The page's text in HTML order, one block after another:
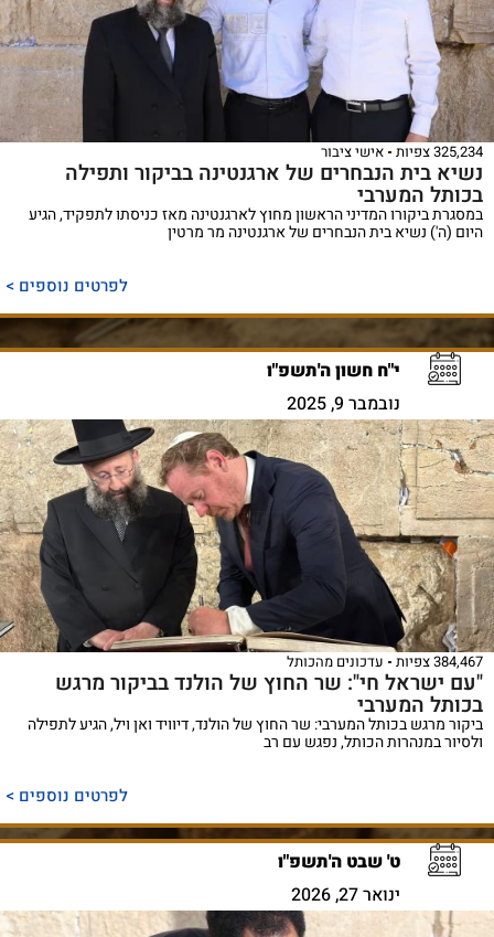
325,234 צפיות אישי ציבור
נשיא בית הנבחרים של ארגנטינה בביקור ותפילה
בכותל המערבי
במסגרת ביקורו המדיני הראשון מחוץ לארגנטינה מאז כניסתו לתפקיד, הגיע
היום (ה') נשיא בית הנבחרים של ארגנטינה מר מרטין
לפרטים נוספים >
י"ח חשון ה'תשפ"ו
נובמבר 9, 2025
384,467 צפיות עדכונים מהכותל
"עם ישראל חי": שר החוץ של הולנד בביקור מרגש
בכותל המערבי
ביקור מרגש בכותל המערבי: שר החוץ של הולנד, דיוויד ואן ויל, הגיע לתפילה
ולסיור במנהרות הכותל, נפגש עם רב
לפרטים נוספים >
ט' שבט ה'תשפ"ו
ינואר 27, 2026